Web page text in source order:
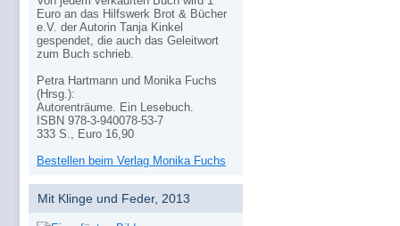
Euro an das Hilfswerk Brot & Bücher
e.V. der Autorin Tanja Kinkel
gespendet, die auch das Geleitwort
zum Buch schrieb.
Petra Hartmann und Monika Fuchs
(Hrsg.):
Autorenträume. Ein Lesebuch.
ISBN 978-3-940078-53-7
333 S., Euro 16,90
Bestellen beim Verlag Monika Fuchs
Mit Klinge und Feder, 2013